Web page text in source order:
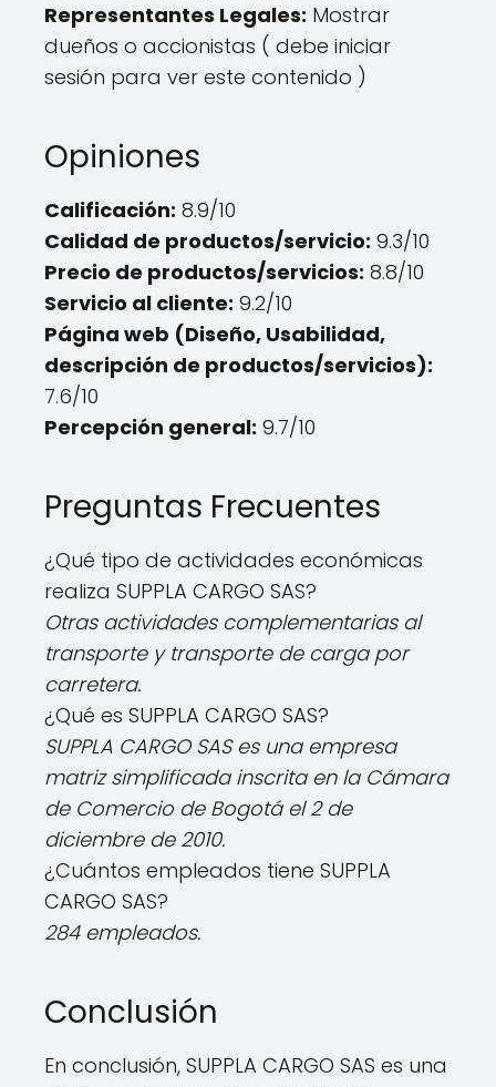
Representantes Legales: Mostrar
dueños o accionistas ( debe iniciar
sesión para ver este contenido )
Opiniones
Calificación: 8.9/10
Calidad de productos/servicio: 9.3/10
Precio de productos/servicios: 8.8/10
Servicio al cliente: 9.2/10
Página web (Diseño, Usabilidad,
descripción de productos/servicios):
7.6/10
Percepción general: 9.7/10
Preguntas Frecuentes
¿Qué tipo de actividades económicas
realiza SUPPLA CARGO SAS?
Otras actividades complementarias al
transporte y transporte de carga por
carretera.
¿Qué es SUPPLA CARGO SAS?
SUPPLA CARGO SAS es una empresa
matriz simplificada inscrita en la Cámara
de Comercio de Bogotá el 2 de
diciembre de 2010.
¿Cuántos empleados tiene SUPPLA
CARGO SAS?
284 empleados.
Conclusión
En conclusión, SUPPLA CARGO SAS es una